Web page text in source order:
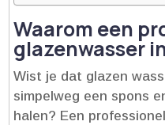
Waarom een
glazenwasser
Wist je dat glazen
simpelweg een spons
halen? Een